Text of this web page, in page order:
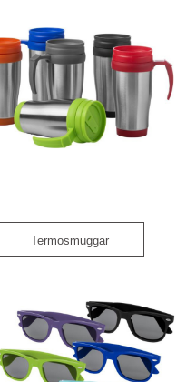
Termosmuggar